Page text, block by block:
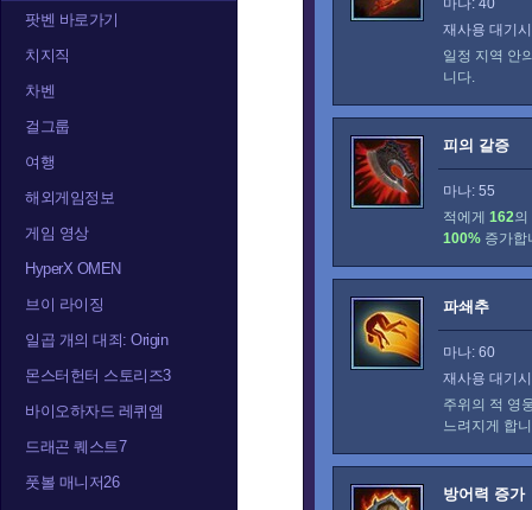
팟벤 바로가기
치지직
차벤
걸그룹
여행
해외게임정보
게임 영상
HyperX OMEN
브이 라이징
일곱 개의 대죄: Origin
몬스터헌터 스토리즈3
바이오하자드 레퀴엠
드래곤 퀘스트7
풋볼 매니저26
마나: 40
재사용 대기
일정 지역 안
니다.
피의 갈증
마나: 55
적에게 162
100% 증가합
파쇄추
마나: 60
재사용 대기
주위의 적 영
느려지게 합
방어력 증가